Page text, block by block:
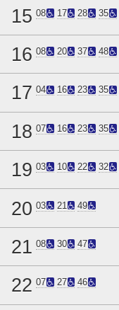
15 08 17 28 35
16 08 20 37 48
17 04 16 23 35
18 07 16 23 35
19 03 10 22 32
20 03 21 49
21 08 30 47
22 07 27 46